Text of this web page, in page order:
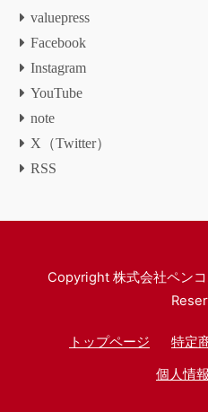
valuepress
Facebook
Instagram
YouTube
note
X（Twitter）
RSS
Copyright 株式会社ペン
トップページ
特定
個人情